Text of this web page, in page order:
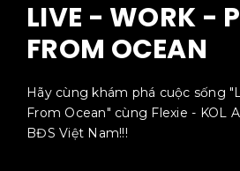
LIVE - WORK -
FROM OCEAN
Hãy cùng khám phá cuộc sống
From Ocean" cùng Flexie - KOL
BĐS Việt Nam!!!